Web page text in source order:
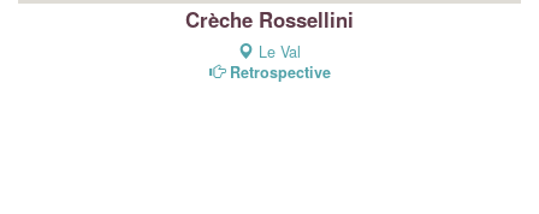
Crèche Rossellini
Le Val
Retrospective